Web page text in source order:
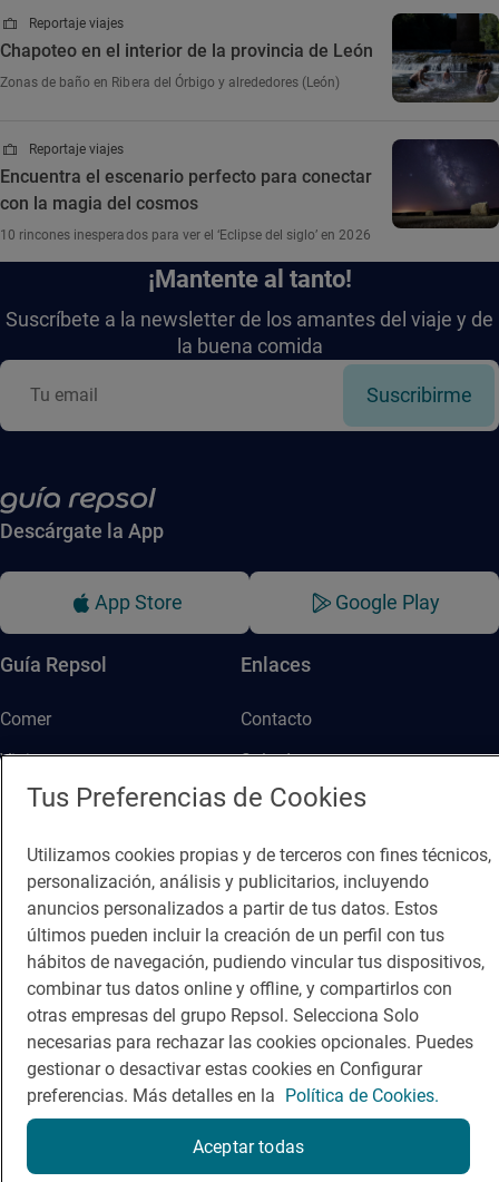
Reportaje viajes
Chapoteo en el interior de la provincia de León
Zonas de baño en Ribera del Órbigo y alrededores (León)
Reportaje viajes
Encuentra el escenario perfecto para conectar
con la magia del cosmos
10 rincones inesperados para ver el ‘Eclipse del siglo’ en 2026
¡Mantente al tanto!
Suscríbete a la newsletter de los amantes del viaje y de
la buena comida
Suscribirme
Descárgate la App
App Store Google Play
Guía Repsol
Comer
Viajar
Dormir
Enlaces
Contacto
Sala de prensa
Canal de ética
Política de privacidad Política de cookies Nota legal
Condiciones del servicio
© Repsol S.A. 2000- 2026
Tus Preferencias de Cookies
Utilizamos cookies propias y de terceros con fines técnicos,
personalización, análisis y publicitarios, incluyendo
anuncios personalizados a partir de tus datos. Estos
últimos pueden incluir la creación de un perfil con tus
hábitos de navegación, pudiendo vincular tus dispositivos,
combinar tus datos online y offline, y compartirlos con
otras empresas del grupo Repsol. Selecciona Solo
necesarias para rechazar las cookies opcionales. Puedes
gestionar o desactivar estas cookies en Configurar
preferencias. Más detalles en la Política de Cookies.
Aceptar todas